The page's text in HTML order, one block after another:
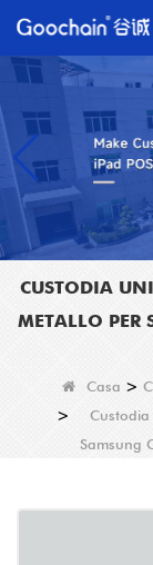
CUSTODIA
METALLO PER
Casa >
>
Samsung